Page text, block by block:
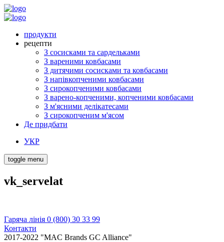
продукти
рецепти
З сосисками та сардельками
З вареними ковбасами
З дитячими сосисками та ковбасами
З напівкопченими ковбасами
З сирокопченими ковбасами
З варено-копченими, копченими ковбасами
З м'ясними делікатесами
З сирокопченим м'ясом
Де придбати
УКР
toggle menu
vk_servelat
Гаряча лінія 0 (800) 30 33 99
Контакти
2017-2022 "MAC Brands GC Alliance"